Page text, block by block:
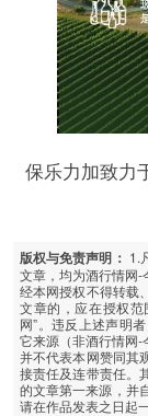
保乐力加致力
版权与免责声明： 1.
文章，均为酒行情网
经本网授权不得转载
文章的，应在授权
网”。违反上述声明
它来源（非酒行情网-
并不代表本网赞同其
接责任及连带责任。
的文章第一来源，并
请在作品发表之日起